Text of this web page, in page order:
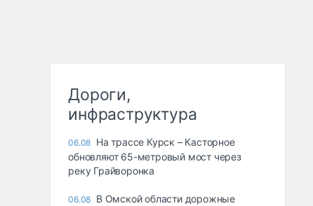
Дороги,
инфраструктура
06.08 На трассе Курск – Касторное
обновляют 65-метровый мост через
реку Грайворонка
06.08 В Омской области дорожные